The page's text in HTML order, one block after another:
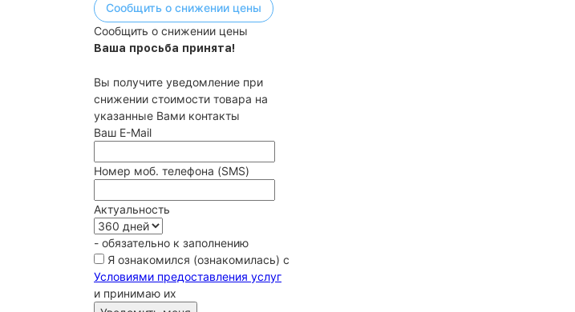
Сообщить о снижении цены
Сообщить о снижении цены
Ваша просьба принята!
Вы получите уведомление при
снижении стоимости товара на
указанные Вами контакты
Ваш E-Mail
Номер моб. телефона (SMS)
Актуальность
- обязательно к заполнению
Я ознакомился (ознакомилась) с
Условиями предоставления услуг
и принимаю их